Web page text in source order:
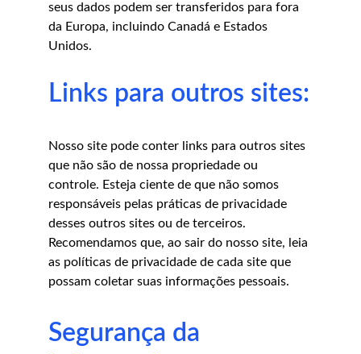
seus dados podem ser transferidos para fora
da Europa, incluindo Canadá e Estados
Unidos.
Links para outros sites:
Nosso site pode conter links para outros sites
que não são de nossa propriedade ou
controle. Esteja ciente de que não somos
responsáveis ​​pelas práticas de privacidade
desses outros sites ou de terceiros.
Recomendamos que, ao sair do nosso site, leia
as políticas de privacidade de cada site que
possam coletar suas informações pessoais.
Segurança da